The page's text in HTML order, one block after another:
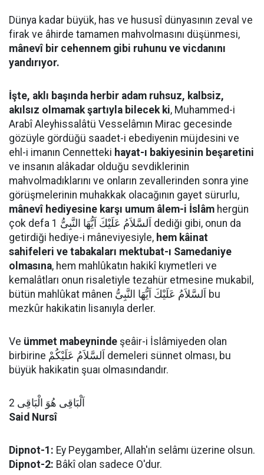
Dünya kadar büyük, has ve hususî dünyasının zeval ve
firak ve âhirde tamamen mahvolmasını düşünmesi,
mânevî bir cehennem gibi ruhunu ve vicdanını
yandırıyor.
İşte, aklı başında herbir adam ruhsuz, kalbsiz,
akılsız olmamak şartıyla bilecek ki, Muhammed-i
Arabî Aleyhissalâtü Vesselâmın Mirac gecesinde
gözüyle gördüğü saadet-i ebediyenin müjdesini ve
ehl-i imanın Cennetteki hayat-ı bakiyesinin beşaretini
ve insanın alâkadar olduğu sevdiklerinin
mahvolmadıklarını ve onların zevallerinden sonra yine
görüşmelerinin muhakkak olacağının gayet sürurlu,
mânevî hediyesine karşı umum âlem-i İslâm hergün
çok defa اَلسَّلاَمُ عَلَيْكَ اَيُّهَا النَّبِىُّ 1 dediği gibi, onun da
getirdiği hediye-i mâneviyesiyle, hem kâinat
sahifeleri ve tabakaları mektubat-ı Samedaniye
olmasına, hem mahlûkatın hakikî kıymetleri ve
kemalâtları onun risaletiyle tezahür etmesine mukabil,
bütün mahlûkat mânen اَلسَّلاَمُ عَلَيْكَ اَيُّهَا النَّبِىُّ bu
mezkûr hakikatin lisanıyla derler.
Ve ümmet mabeyninde şeâir-i İslâmiyeden olan
birbirine اَلسَّلاَمُ عَلَيْكُمْ demeleri sünnet olması, bu
büyük hakikatin şuaı olmasındandır.
اَلْبَاقِى هُوَ الْبَاقِى 2
Said Nursî
Dipnot-1: Ey Peygamber, Allah'ın selâmı üzerine olsun.
Dipnot-2: Bâkî olan sadece O'dur.